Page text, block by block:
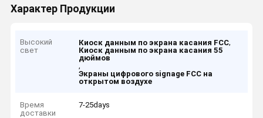
Характер Продукции
Высокий
свет
Киоск данным по экрана касания FCC,
Киоск данным по экрана касания 55
дюймов
,
Экраны цифрового signage FCC на
открытом воздухе
Время
доставки
7-25days